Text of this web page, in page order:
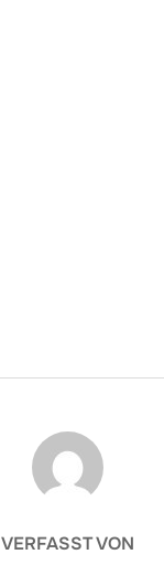
BEITRAGSAUTOR
VERFASST VON